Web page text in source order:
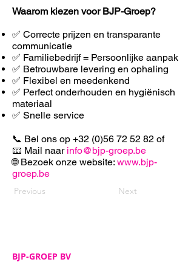
Waarom kiezen voor BJP-Groep?
✅ Correcte prijzen en transparante
communicatie
✅ Familiebedrijf = Persoonlijke aanpak
✅ Betrouwbare levering en ophaling
✅ Flexibel en meedenkend
✅ Perfect onderhouden en hygiënisch
materiaal
✅ Snelle service
📞 Bel ons op +32 (0)56 72 52 82 of
📧 Mail naar info@bjp-groep.be
🌐 Bezoek onze website: www.bjp-
groep.be
Previous Next
BJP-GROEP BV